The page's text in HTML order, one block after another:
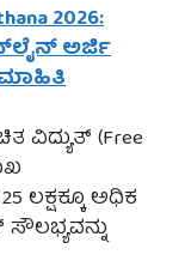
2026:
ಅರ್ಜಿ
ಮಾಹಿತಿ
ವಿದ್ಯುತ್ (Free
ಲಕ್ಷಕ್ಕೂ ಅಧಿಕ